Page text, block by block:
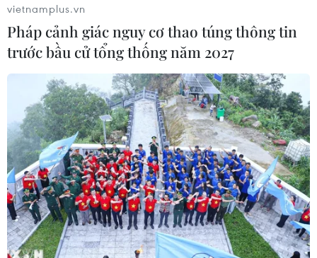
Đại sứ du lịch Đà Nẵng: “Cầu nối” văn hóa
lan tỏa bản sắc Việt Nam
05/03/2025 02:18
vietnamplus.vn
Pháp cảnh giác nguy cơ thao túng thông tin
trước bầu cử tổng thống năm 2027